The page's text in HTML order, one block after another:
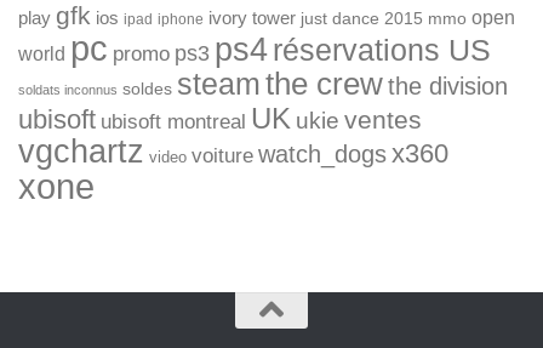
play gfk ios ipad iphone ivory tower just dance 2015 mmo open
world pc promo ps3 ps4réservations US
soldats inconnus soldes steamthe crewthe division
ubisoft ubisoft montreal UK ukie ventes
vgchartz video voiture watch_dogsx360
xone